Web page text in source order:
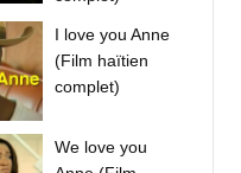
I love you Anne
(Film haïtien
complet)
We love you